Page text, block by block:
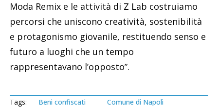
Moda Remix e le attività di Z Lab costruiamo
percorsi che uniscono creatività, sostenibilità
e protagonismo giovanile, restituendo senso e
futuro a luoghi che un tempo
rappresentavano l’opposto”.
Tags: Beni confiscati
Comune di Napoli